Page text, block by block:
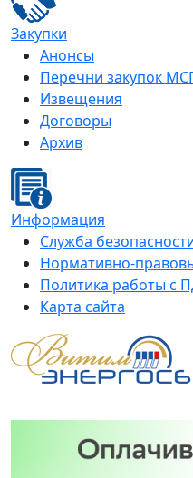
Закупки
Анонсы
Перечни закупок
Извещения
Договоры
Архив
Информация
Служба
Нормативно-
Политика работы с
Карта сайта